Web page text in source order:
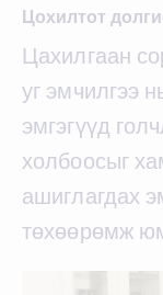
Цохилтот
Цахилгаан
уг эмчилгээ
эмгэгүүд
холбоосыг
ашиглагдах
төхөөрөмж